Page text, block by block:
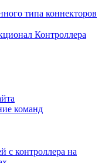
типа коннекторов
Контроллера
команд
с контроллера на